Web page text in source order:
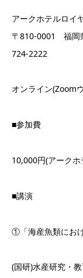
アークホテルロイ
〒810-0001 福岡
724-2222
オンライン(Zoom
■参加費
10,000円(アーク
■講演
①「海産魚類にお
(国研)水産研究・